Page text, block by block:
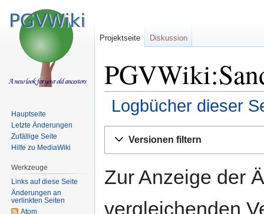
Logbücher dieser
Navigation
Suche
Versionen filtern
Zur Anzeige der
vergleichenden
Projektseite Diskussion
Hauptseite
Letzte Änderungen
Zufällige Seite
Hilfe zu MediaWiki
Werkzeuge
Links auf diese Seite
Änderungen an
verlinkten Seiten
Atom